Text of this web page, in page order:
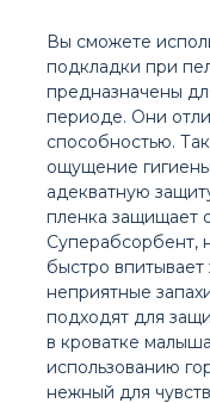
Вы сможете
подкладки при
предназначены
периоде. Они
способностью.
ощущение
адекватную
пленка защищает
Суперабсорбент,
быстро
неприятные
подходят для
в кроватке
использованию
нежный для